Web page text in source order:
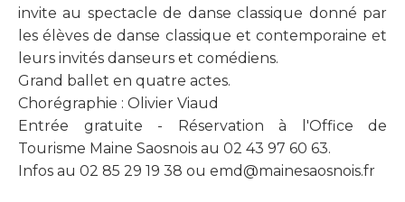
invite au spectacle de danse classique donné par
les élèves de danse classique et contemporaine et
leurs invités danseurs et comédiens.
Grand ballet en quatre actes.
Chorégraphie : Olivier Viaud
Entrée gratuite - Réservation à l'Office de
Tourisme Maine Saosnois au 02 43 97 60 63.
Infos au 02 85 29 19 38 ou emd@mainesaosnois.fr